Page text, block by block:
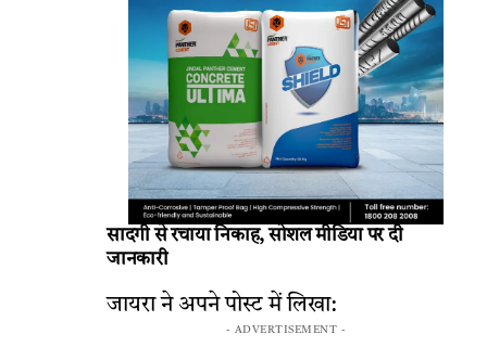
सादगी से रचाया निकाह, सोशल मीडिया पर दी
जानकारी
जायरा ने अपने पोस्ट में लिखा:
- ADVERTISEMENT -